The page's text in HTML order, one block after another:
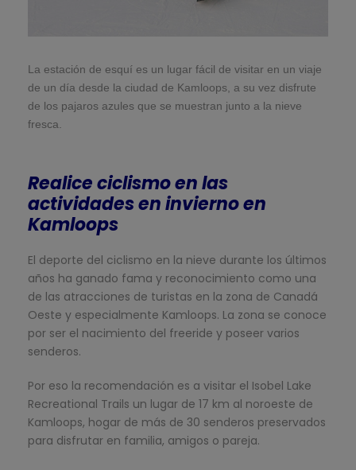
La estación de esquí es un lugar fácil de visitar en un viaje
de un día desde la ciudad de Kamloops, a su vez disfrute
de los pajaros azules que se muestran junto a la nieve
fresca.
Realice ciclismo en las
actividades en invierno en
Kamloops
El deporte del ciclismo en la nieve durante los últimos
años ha ganado fama y reconocimiento como una
de las atracciones de turistas en la zona de Canadá
Oeste y especialmente Kamloops. La zona se conoce
por ser el nacimiento del freeride y poseer varios
senderos.
Por eso la recomendación es a visitar el Isobel Lake
Recreational Trails un lugar de 17 km al noroeste de
Kamloops, hogar de más de 30 senderos preservados
para disfrutar en familia, amigos o pareja.